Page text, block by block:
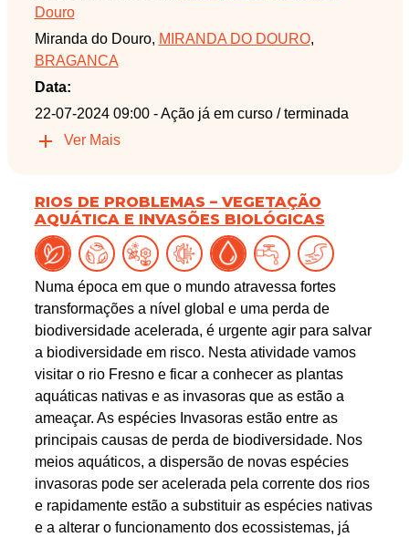
Douro
Miranda do Douro, MIRANDA DO DOURO,
BRAGANCA
Data:
22-07-2024 09:00 - Ação já em curso / terminada
Ver Mais
RIOS DE PROBLEMAS – VEGETAÇÃO
AQUÁTICA E INVASÕES BIOLÓGICAS
Numa época em que o mundo atravessa fortes
transformações a nível global e uma perda de
biodiversidade acelerada, é urgente agir para salvar
a biodiversidade em risco. Nesta atividade vamos
visitar o rio Fresno e ficar a conhecer as plantas
aquáticas nativas e as invasoras que as estão a
ameaçar. As espécies Invasoras estão entre as
principais causas de perda de biodiversidade. Nos
meios aquáticos, a dispersão de novas espécies
invasoras pode ser acelerada pela corrente dos rios
e rapidamente estão a substituir as espécies nativas
e a alterar o funcionamento dos ecossistemas, já